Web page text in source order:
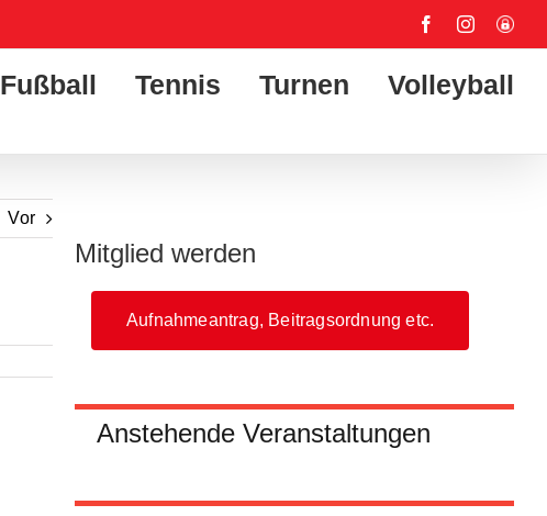
FacebookInstagram
User-
Fußball Tennis Turnen Volleyball
Vor
Mitglied werden
Aufnahmeantrag, Beitragsordnung etc.
Anstehende Veranstaltungen